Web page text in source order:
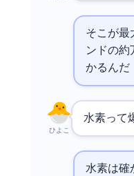
そこが最
ンドの約
かるんだ
ひよこ
水素って
水素は確